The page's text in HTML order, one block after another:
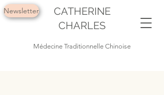
CATHERINE
CHARLES
Newsletter
Médecine Traditionnelle Chinoise